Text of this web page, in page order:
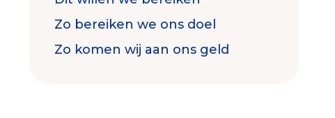
Zo bereiken we ons doel
Zo komen wij aan ons geld